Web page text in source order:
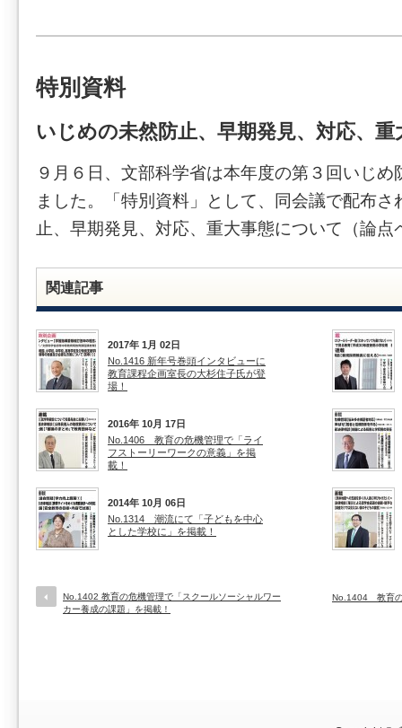
特別資料
いじめの未然防止、早期発見、対応、
９月６日、文部科学省は本年度の第３回いじ
ました。「特別資料」として、同会議で配布
止、早期発見、対応、重大事態について（論
関連記事
2017年 1月 02日
No.1416 新年号巻頭インタビューに
教育課程企画室長の大杉住子氏が登
場！
2016年 10月 17日
No.1406 教育の危機管理で「ライ
フストーリーワークの意義」を掲
載！
2014年 10月 06日
No.1314 潮流にて「子どもを中心
とした学校に」を掲載！
No.1402 教育の危機管理で「スクールソーシャルワー
カー養成の課題」を掲載！
No.1404 教育の